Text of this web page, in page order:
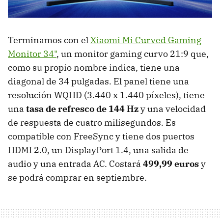
Terminamos con elXiaomi Mi Curved Gaming
Monitor 34", un monitor gaming curvo 21:9 que,
como su propio nombre indica, tiene una
diagonal de 34 pulgadas. El panel tiene una
resolución WQHD (3.440 x 1.440 píxeles), tiene
una tasa de refresco de 144 Hzy una velocidad
de respuesta de cuatro milisegundos. Es
compatible con FreeSync y tiene dos puertos
HDMI 2.0, un DisplayPort 1.4, una salida de
audio y una entrada AC. Costará 499,99 eurosy
se podrá comprar en septiembre.